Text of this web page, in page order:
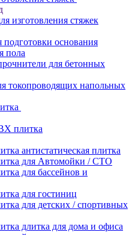
изготовления стяжек
подготовки основания
пола
для бетонных
токопроводящих напольных
плитка
антистатическая плитка
для Автомойки / СТО
для бассейнов и
для гостиниц
для детских / спортивных
длитка для дома и офиса